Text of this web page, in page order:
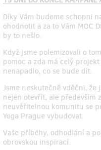
Díky Vám budeme schopni
ohodnotit a za to Vám MOC
by to nešlo.
Když jsme polemizovali o
pomoc a zda má celý
nenapadlo, co se bude dít.
Jsme neskutečně vděčni,
nejen otevřít, ale především
neuvěřitelnou komunitu se
Yoga Prague vybudovat.
Vaše příběhy, odhodlání a
obrovskou inspirací.